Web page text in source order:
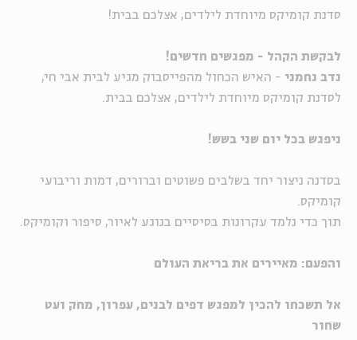
סדנת קומיקס מיוחדת לילדים, אצלכם בבית!
לבקשת הקהל - מפגשים חדשים!
נדב נחמני - האיש הכחול מהפייסבוק מגיע לבית אבי חי,
לסדנת קומיקס מיוחדת לילדים, אצלכם בבית.
ניפגש בכל יום שני בשש!
בסדנה ניצור יחד בשלבים פשוטים וברורים, דמות וריבועי
קומיקס.
תוך כדי נלמד עקרונות בסיסיים בנוגע לאיור, סיפור וקומיקס.
והפעם: מאיירים את בריאת העולם
אל תשכחו להכין למפגש דפים לבנים, עפרון, מחק ועט
שחור